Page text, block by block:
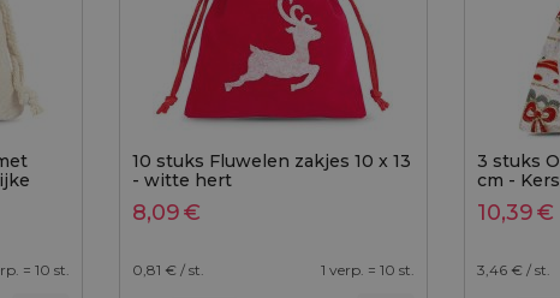
= 10 st.
10 stuks Fluwelen zakjes 10 x 13
- witte hert
8,09€
0,81 € / st. 1 verp. = 10 st.
3 stuks
cm -
10,39€
3,46 € / st.